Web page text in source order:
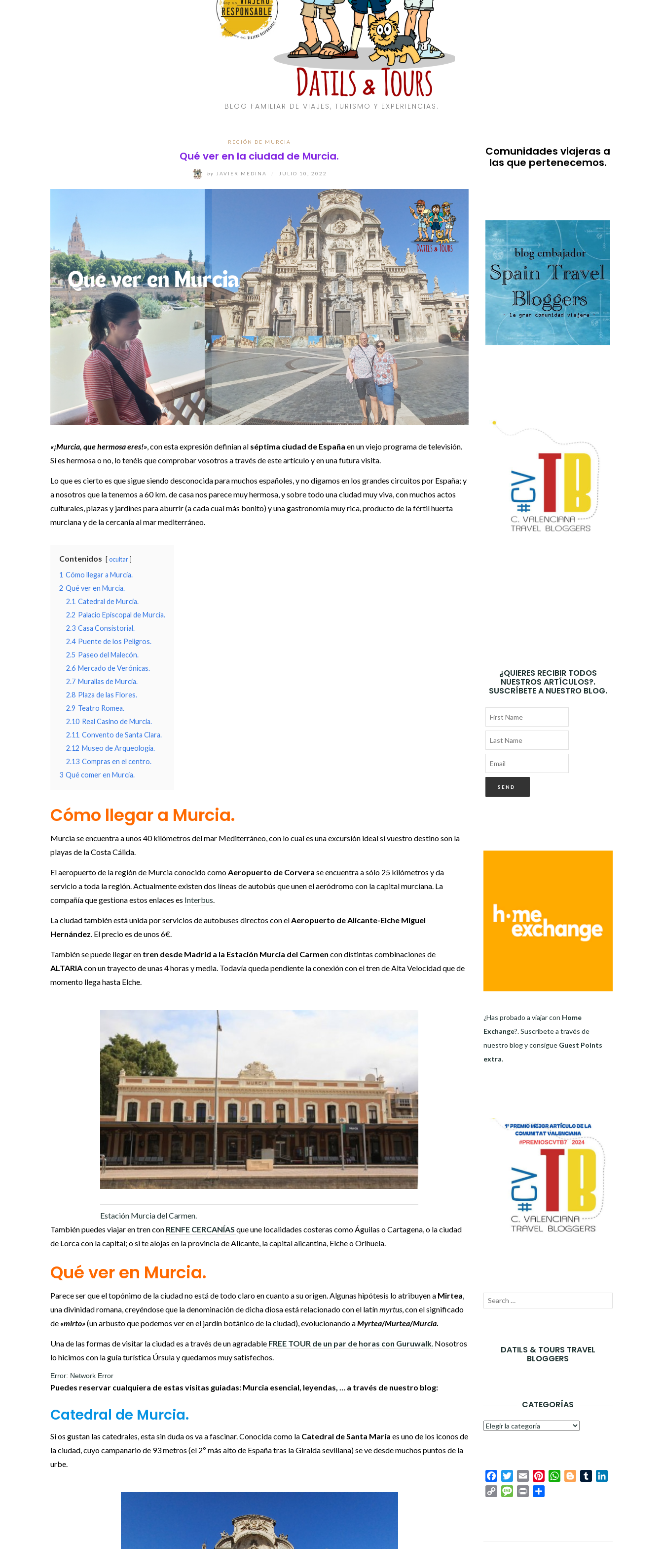
BLOG FAMILIAR DE VIAJES, TURISMO Y EXPERIENCIAS.
REGIÓN DE MURCIA
Qué ver en la ciudad de Murcia.
by JAVIER MEDINA JULIO 10, 2022
«¡Murcia, que hermosa eres!» , con esta expresión definian al séptima ciudad de España en un viejo programa de televisión.
Si es hermosa o no, lo tenéis que comprobar vosotros a través de este artículo y en una futura visita.
Lo que es cierto es que sigue siendo desconocida para muchos españoles, y no digamos en los grandes circuitos por España; y
a nosotros que la tenemos a 60 km. de casa nos parece muy hermosa, y sobre todo una ciudad muy viva, con muchos actos
culturales, plazas y jardines para aburrir (a cada cual más bonito) y una gastronomía muy rica, producto de la fértil huerta
murciana y de la cercanía al mar mediterráneo.
Contenidos ocultar
1 Cómo llegar a Murcia.
2 Qué ver en Murcia.
2.1 Catedral de Murcia.
2.2 Palacio Episcopal de Murcia.
2.3 Casa Consistorial.
2.4 Puente de los Peligros.
2.5 Paseo del Malecón.
2.6 Mercado de Verónicas.
2.7 Murallas de Murcia.
2.8 Plaza de las Flores.
2.9 Teatro Romea.
2.10 Real Casino de Murcia.
2.11 Convento de Santa Clara.
2.12 Museo de Arqueología.
2.13 Compras en el centro.
3 Qué comer en Murcia.
Cómo llegar a Murcia.
Murcia se encuentra a unos 40 kilómetros del mar Mediterráneo, con lo cual es una excursión ideal si vuestro destino son la
playas de la Costa Cálida.
El aeropuerto de la región de Murcia conocido como Aeropuerto de Corvera se encuentra a sólo 25 kilómetros y da
servicio a toda la región. Actualmente existen dos líneas de autobús que unen el aeródromo con la capital murciana. La
compañía que gestiona estos enlaces es Interbus
La ciudad también está unida por servicios de autobuses directos con el Aeropuerto de Alicante-Elche Miguel
Hernández . El precio es de unos 6€.
También se puede llegar en tren desde Madrid a la Estación Murcia del Carmen con distintas combinaciones de
ALTARIAcon un trayecto de unas 4 horas y media. Todavía queda pendiente la conexión con el tren de Alta Velocidad que de
momento llega hasta Elche.
Estación Murcia del Carmen.
También puedes viajar en tren con RENFE CERCANÍAS que une localidades costeras como Águilas o Cartagena, o la ciudad
de Lorca con la capital; o si te alojas en la provincia de Alicante, la capital alicantina, Elche o Orihuela.
Qué ver en Murcia.
Parece ser que el topónimo de la ciudad no está de todo claro en cuanto a su origen. Algunas hipótesis lo atribuyen a Mirtea
una divinidad romana, creyéndose que la denominación de dicha diosa está relacionado con el latínmyrtus , con el significado
de «mirto»(un arbusto que podemos ver en el jardín botánico de la ciudad), evolucionando aMyrtea/Murtea/Murcia
Una de las formas de visitar la ciudad es a través de un agradable FREE TOUR de un par de horas con Guruwalk Nosotros
lo hicimos con la guía turística Úrsula y quedamos muy satisfechos.
Puedes reservar cualquiera de estas visitas guiadas: Murcia esencial, leyendas, … a través de nuestro blog:
Catedral de Murcia.
Si os gustan las catedrales, esta sin duda os va a fascinar. Conocida como la Catedral de Santa María es uno de los iconos de
la ciudad, cuyo campanario de 93 metros (el 2º más alto de España tras la Giralda sevillana) se ve desde muchos puntos de la
urbe.
Comunidades viajeras a
las que pertenecemos.
¿QUIERES RECIBIR TODOS
NUESTROS ARTÍCULOS?.
SUSCRÍBETE A NUESTRO BLOG.
¿Has probado a viajar con Home
Exchange?. Suscríbete a través de
nuestro blog y consigue Guest Points
extra.
Search
DATILS & TOURS TRAVEL
BLOGGERS
CATEGORÍAS
Categorías
FacebookTwitterEmail PinterestWhatsAppBloggerTumblr
Copy Message
Print